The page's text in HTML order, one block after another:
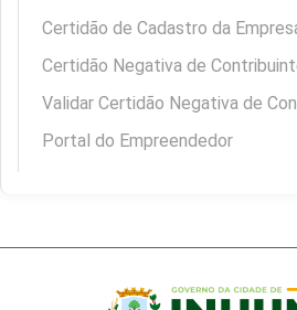
Certidão de Cadastro da
Certidão Negativa de
Validar Certidão Negativa de
Portal do Empreendedor